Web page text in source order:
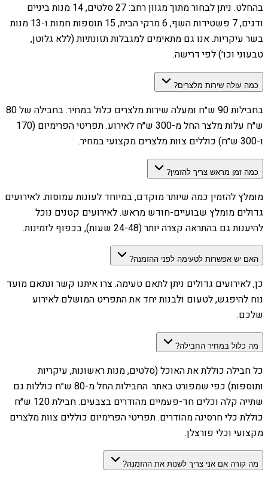
בהחלט. ניתן לבחור מתוך מגוון רחב: 27 סלטים, 14 מנות ביניים
ודגים, 7 פשטידות השף, 6 מרקי הבית, 15 תוספות חמות ו-13 מנות
בשר עיקריות. אנו גם מתאימים למגבלות תזונתיות (ללא גלוטן,
טבעוני וכו׳) לפי דרישה.
כמה עולה שירות מלצרים?
בחבילות 90 ש״ח ומעלה שירות מלצרים כלול במחיר. בחבילה של 80
ש״ח עלות מלצר החל מ-300 ש״ח לאירוע. תפריטי הפרימיום (170
ו-300 ש״ח) כוללים צוות מלצרים מקצועי במחיר.
כמה זמן מראש צריך להזמין?
מומלץ להזמין כמה שיותר מוקדם, במיוחד לעונות עמוסות. לאירועים
גדולים מומלץ שבועיים-חודש מראש. לאירועים קטנים נוכל
להיענות גם בהתראה קצרה יותר (24-48 שעות), בכפוף לזמינות.
האם יש אפשרות לטעימה לפני ההזמנה?
כן, לאירועים גדולים ניתן לתאם טעימה. צרו איתנו קשר ונתאם מועד
נוח להיפגש, לטעום ולבנות יחד את התפריט המושלם לאירוע
שלכם.
מה כלול במחיר החבילה?
כל חבילה כוללת את האוכל (סלטים, מנות ראשונות, עיקריות
ותוספות) כפי שמפורט באתר. החבילות החל מ-80 ש״ח כוללות גם
שתייה קלה וכלים חד-פעמיים מהודרים בצבעים. חבילת 120 ש״ח
כוללת כלי חרסינה מהודרים. תפריטי הפרימיום כוללים צוות מלצרים
מקצועי וכלי פורצלן.
מה קורה אם אני צריך לשנות את ההזמנה?